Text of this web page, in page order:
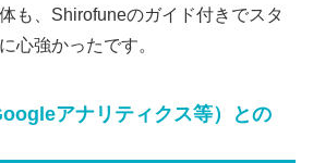
も、Shirofuneのガイド付きでスタ
心強かったです。
アナリティクス等）との